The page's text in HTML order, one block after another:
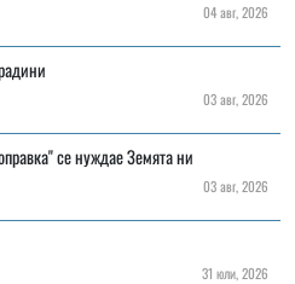
04 авг, 2026
03 авг, 2026
се нуждае Земята ни
03 авг, 2026
31 юли, 2026